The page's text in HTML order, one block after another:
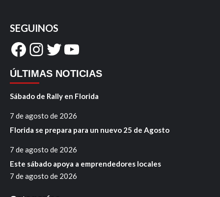
SEGUINOS
Facebook
Instagram
Twitter
YouTube
ÚLTIMAS NOTICIAS
Sábado de Rally en Florida
7 de agosto de 2026
Florida se prepara para un nuevo 25 de Agosto
7 de agosto de 2026
Este sábado apoya a emprendedores locales
7 de agosto de 2026